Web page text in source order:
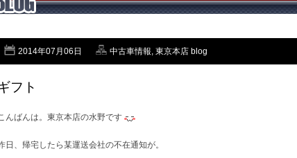
2014年07月06日 中古車情報, 東京本店 blog
フト
んばんは。東京本店の水野です
日、帰宅したら某運送会社の不在通知が。